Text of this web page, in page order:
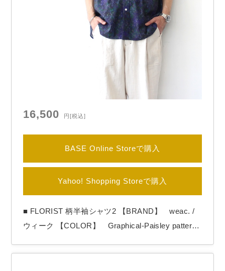
16,500 円[税込]
BASE Online Storeで購入
Yahoo! Shopping Storeで購入
■ FLORIST 柄半袖シャツ2 【BRAND】 weac. /
ウィーク 【COLOR】 Graphical-Paisley pattern
独特な柄生地をチョイスすることで毎シーズン話